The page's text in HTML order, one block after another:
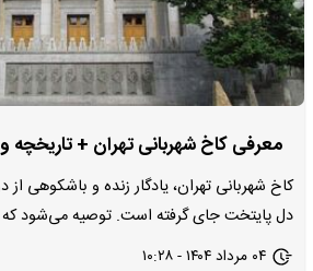
معرفی کاخ شهربانی تهران + تاریخچه
کاخ شهربانی تهران، یادگار زنده و باشکوهی
دل پایتخت جای گرفته است. توصیه می‌شود
۰۴ مرداد ۱۴۰۴ - ۱۰:۲۸